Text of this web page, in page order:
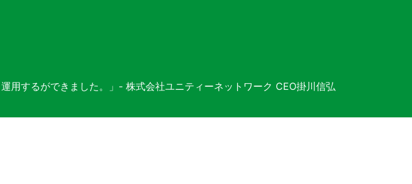
用するができました。」- 株式会社ユニティーネットワーク CEO掛川信弘